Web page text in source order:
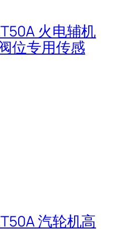
火电辅机
位专用传感
汽轮机高